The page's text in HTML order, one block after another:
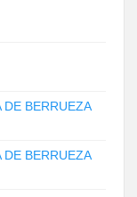
DE BERRUEZA
DE BERRUEZA